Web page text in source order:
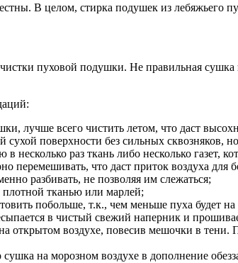
В целом, стирка подушек из лебяжьего
пуховой подушки. Не правильная сушка
лучше всего чистить летом, что даст
поверхности без сильных сквозняков,
раз ткань либо несколько газет,
перемешивать, что даст приток воздуха для
разбивать, не позволяя им слежаться;
тканью или марлей;
побольше, т.к., чем меньше пуха будет
в чистый свежий наперник и
открытом воздухе, повесив мешочки в
на морозном воздухе в дополнение